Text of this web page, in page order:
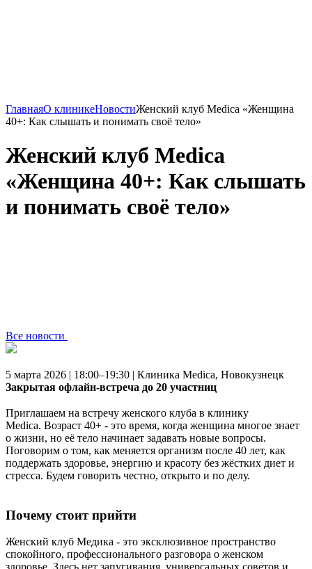
ГлавнаяО клиникеНовостиЖенский клуб Medica «Женщина
40+: Как слышать и понимать своё тело»
Женский клуб Medica
«Женщина 40+: Как слышать
и понимать своё тело»
Все новости
5 марта 2026 | 18:00–19:30 | Клиника Medica, Новокузнецк
Закрытая офлайн-встреча до 20 участниц
Приглашаем на встречу женского клуба в клинику
Medica. Возраст 40+ - это время, когда женщина многое знает
о жизни, но её тело начинает задавать новые вопросы.
Поговорим о том, как меняется организм после 40 лет, как
поддержать здоровье, энергию и красоту без жёстких диет и
стресса. Будем говорить честно, открыто и по делу.
Почему стоит прийти
Женский клуб Медика - это эксклюзивное пространство
спокойного, профессионального разговора о женском